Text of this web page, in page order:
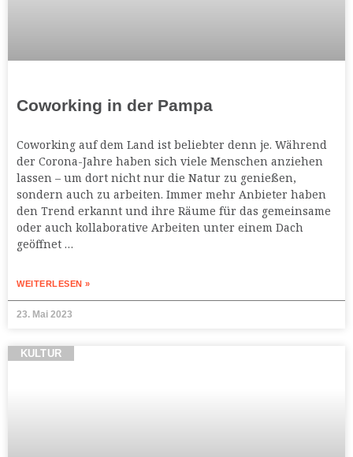
Coworking in der Pampa
Coworking auf dem Land ist beliebter denn je. Während
der Corona-Jahre haben sich viele Menschen anziehen
lassen – um dort nicht nur die Natur zu genießen,
sondern auch zu arbeiten. Immer mehr Anbieter haben
den Trend erkannt und ihre Räume für das gemeinsame
oder auch kollaborative Arbeiten unter einem Dach
geöffnet …
WEITERLESEN »
23. Mai 2023
KULTUR